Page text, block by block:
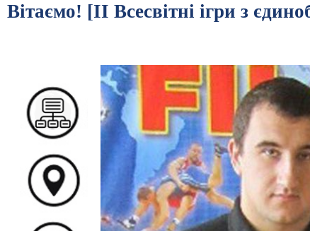
Вітаємо! [ІІ Всесвітні ігри з